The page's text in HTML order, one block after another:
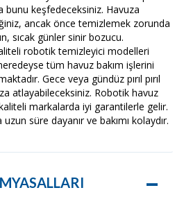
bunu keşfedeceksiniz. Havuza
ancak önce temizlemek zorunda
sıcak günler sinir bozucu.
robotik temizleyici modelleri
tüm havuz bakım işlerini
Gece veya gündüz pırıl pırıl
atlayabileceksiniz. Robotik havuz
markalarda iyi garantilerle gelir.
süre dayanır ve bakımı kolaydır.
–